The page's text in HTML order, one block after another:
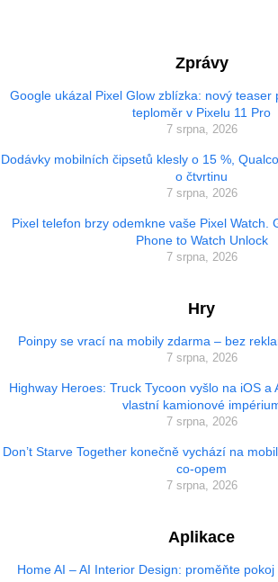
Zprávy
Google ukázal Pixel Glow zblízka: nový
teploměr v Pixelu 11 Pro
7 srpna, 2026
Dodávky mobilních čipsetů klesly o 15 %,
o čtvrtinu
7 srpna, 2026
Pixel telefon brzy odemkne vaše Pixel Watch.
Phone to Watch Unlock
7 srpna, 2026
Hry
Poinpy se vrací na mobily zdarma – bez
7 srpna, 2026
Highway Heroes: Truck Tycoon vyšlo na iOS a
vlastní kamionové
7 srpna, 2026
Don’t Starve Together konečně vychází na
co-opem
7 srpna, 2026
Aplikace
Home AI – AI Interior Design: proměňte